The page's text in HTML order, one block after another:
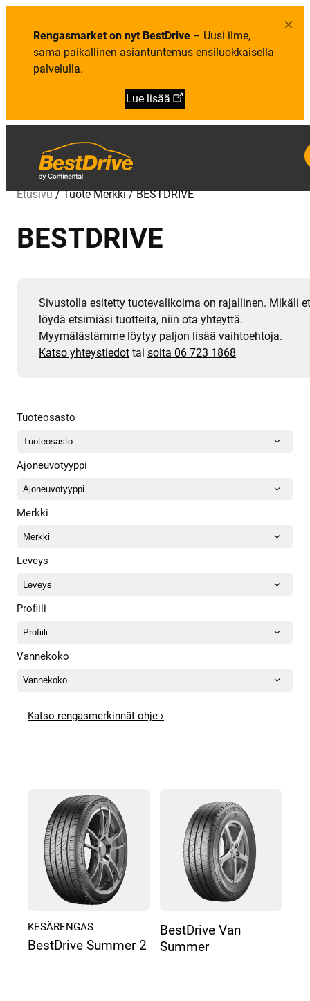
Rengasmarket on nyt BestDrive – Uusi ilme,
sama paikallinen asiantuntemus ensiluokkaisella
palvelulla.
Lue lisää
×
Etusivu/ Tuote Merkki / BESTDRIVE
BESTDRIVE
Sivustolla esitetty tuotevalikoima on rajallinen. Mikäli et
löydä etsimiäsi tuotteita, niin ota yhteyttä.
Myymälästämme löytyy paljon lisää vaihtoehtoja.
Katso yhteystiedot tai soita 06 723 1868
Tuoteosasto
Ajoneuvotyyppi
Merkki
Leveys
Profiili
Vannekoko
Katso rengasmerkinnät ohje ›
KESÄRENGAS
BestDrive Summer 2
BestDrive Van
Summer